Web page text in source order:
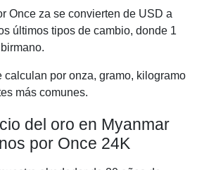
Once za se convierten de USD a
últimos tipos de cambio, donde 1
calculan por onza, gramo, kilogramo
más comunes.
del oro en Myanmar
por Once 24K